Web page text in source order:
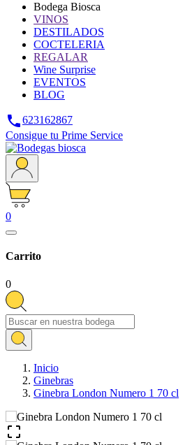
Bodega Biosca
VINOS
DESTILADOS
COCTELERIA
REGALAR
Wine Surprise
EVENTOS
BLOG
623162867
Consigue tu Prime Service
0
Carrito
0
Inicio
Ginebras
Ginebra London Numero 1 70 cl
